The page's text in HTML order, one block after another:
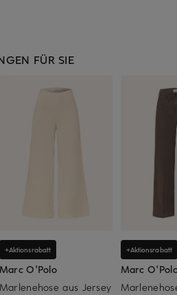
FÜR SIE
+Aktionsrabatt
Marc O'Polo
Marlenehose aus Jersey
+Aktionsrabatt
Marc